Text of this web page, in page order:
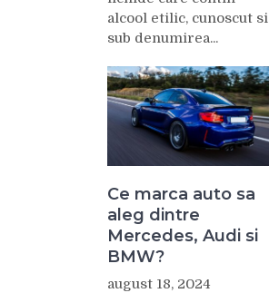
alcool etilic, cunoscut si
sub denumirea...
Ce marca auto sa
aleg dintre
Mercedes, Audi si
BMW?
august 18, 2024